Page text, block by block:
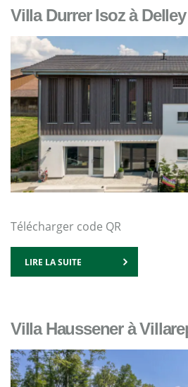
Villa Durrer Isoz à Delley
Télécharger code QR
LIRE LA SUITE
Villa Haussener à